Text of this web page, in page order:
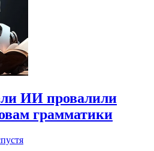
ИИ провалили
грамматики